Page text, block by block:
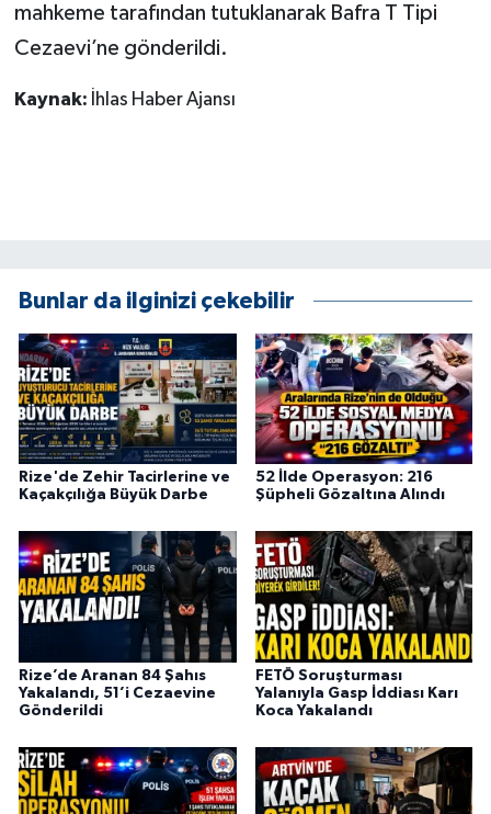
mahkeme tarafından tutuklanarak Bafra T Tipi
Cezaevi’ne gönderildi.
Kaynak: İhlas Haber Ajansı
Bunlar da ilginizi çekebilir
Rize'de Zehir Tacirlerine ve
Kaçakçılığa Büyük Darbe
52 İlde Operasyon: 216
Şüpheli Gözaltına Alındı
Rize’de Aranan 84 Şahıs
Yakalandı, 51’i Cezaevine
Gönderildi
FETÖ Soruşturması
Yalanıyla Gasp İddiası Karı
Koca Yakalandı
İNSAN
MAGAZİN
Otomobil
POLİTİKA
Sağlık
SİYASET
SPOR HABERLERİ
TEKNOLOJİ
ÜLKE GÜNDEMİ